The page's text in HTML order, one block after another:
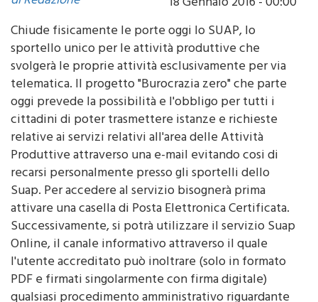
Chiude fisicamente le porte oggi lo SUAP, lo
sportello unico per le attività produttive che
svolgerà le proprie attività esclusivamente per via
telematica. Il progetto "Burocrazia zero" che parte
oggi prevede la possibilità e l'obbligo per tutti i
cittadini di poter trasmettere istanze e richieste
relative ai servizi relativi all'area delle Attività
Produttive attraverso una e-mail evitando cosi di
recarsi personalmente presso gli sportelli dello
Suap. Per accedere al servizio bisognerà prima
attivare una casella di Posta Elettronica Certificata.
Successivamente, si potrà utilizzare il servizio Suap
Online, il canale informativo attraverso il quale
l'utente accreditato può inoltrare (solo in formato
PDF e firmati singolarmente con firma digitale)
qualsiasi procedimento amministrativo riguardante